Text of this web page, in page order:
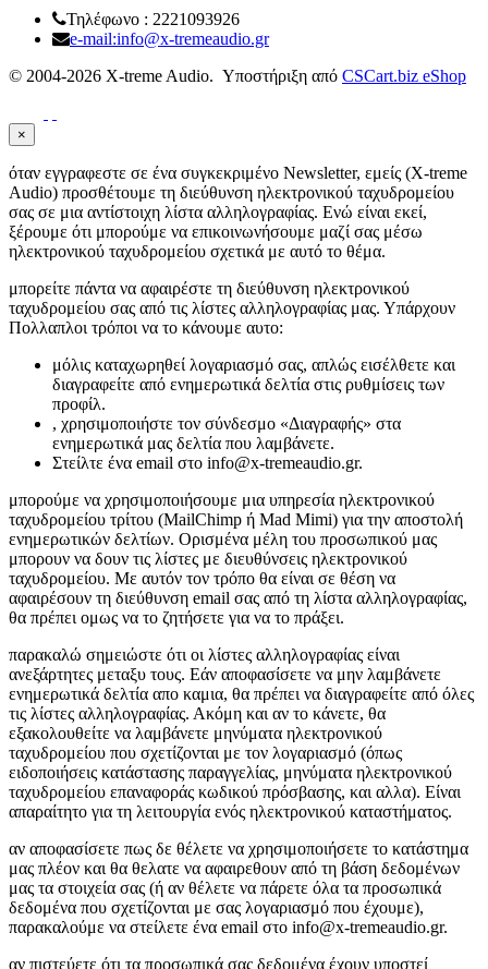
Τηλέφωνο : 2221093926
e-mail:info@x-tremeaudio.gr
© 2004-2026 X-treme Audio. Υποστήριξη από CSCart.biz eShop
×
όταν εγγραφεστε σε ένα συγκεκριμένο Newsletter, εμείς (X-treme
Audio) προσθέτουμε τη διεύθυνση ηλεκτρονικού ταχυδρομείου
σας σε μια αντίστοιχη λίστα αλληλογραφίας. Ενώ είναι εκεί,
ξέρουμε ότι μπορούμε να επικοινωνήσουμε μαζί σας μέσω
ηλεκτρονικού ταχυδρομείου σχετικά με αυτό το θέμα.
μπορείτε πάντα να αφαιρέστε τη διεύθυνση ηλεκτρονικού
ταχυδρομείου σας από τις λίστες αλληλογραφίας μας. Υπάρχουν
Πολλαπλοι τρόποι να το κάνουμε αυτο:
μόλις καταχωρηθεί λογαριασμό σας, απλώς εισέλθετε και
διαγραφείτε από ενημερωτικά δελτία στις ρυθμίσεις των
προφίλ.
, χρησιμοποιήστε τον σύνδεσμο «Διαγραφής» στα
ενημερωτικά μας δελτία που λαμβάνετε.
Στείλτε ένα email στο info@x-tremeaudio.gr.
μπορούμε να χρησιμοποιήσουμε μια υπηρεσία ηλεκτρονικού
ταχυδρομείου τρίτου (MailChimp ή Mad Mimi) για την αποστολή
ενημερωτικών δελτίων. Ορισμένα μέλη του προσωπικού μας
μπορουν να δουν τις λίστες με διευθύνσεις ηλεκτρονικού
ταχυδρομείου. Με αυτόν τον τρόπο θα είναι σε θέση να
αφαιρέσουν τη διεύθυνση email σας από τη λίστα αλληλογραφίας,
θα πρέπει ομως να το ζητήσετε για να το πράξει.
παρακαλώ σημειώστε ότι οι λίστες αλληλογραφίας είναι
ανεξάρτητες μεταξυ τους. Εάν αποφασίσετε να μην λαμβάνετε
ενημερωτικά δελτία απο καμια, θα πρέπει να διαγραφείτε από όλες
τις λίστες αλληλογραφίας. Ακόμη και αν το κάνετε, θα
εξακολουθείτε να λαμβάνετε μηνύματα ηλεκτρονικού
ταχυδρομείου που σχετίζονται με τον λογαριασμό (όπως
ειδοποιήσεις κατάστασης παραγγελίας, μηνύματα ηλεκτρονικού
ταχυδρομείου επαναφοράς κωδικού πρόσβασης, και αλλα). Είναι
απαραίτητο για τη λειτουργία ενός ηλεκτρονικού καταστήματος.
αν αποφασίσετε πως δε θέλετε να χρησιμοποιήσετε το κατάστημα
μας πλέον και θα θελατε να αφαιρεθουν από τη βάση δεδομένων
μας τα στοιχεία σας (ή αν θέλετε να πάρετε όλα τα προσωπικά
δεδομένα που σχετίζονται με σας λογαριασμό που έχουμε),
παρακαλούμε να στείλετε ένα email στο info@x-tremeaudio.gr.
αν πιστεύετε ότι τα προσωπικά σας δεδομένα έχουν υποστεί